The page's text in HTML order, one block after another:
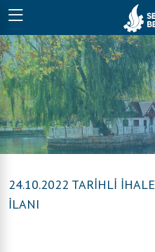
24.10.2022 TARİHLİ İHALE
İLANI